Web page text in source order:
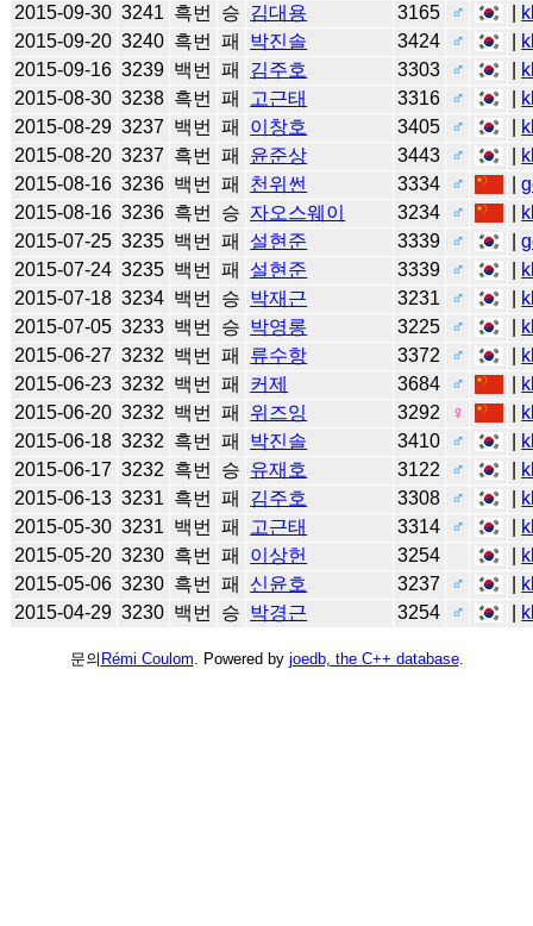
2015-09-30 3241 흑번 승 김대용 3165 ♂
2015-09-20 3240 흑번 패 박진솔 3424 ♂
2015-09-16 3239 백번 패 김주호 3303 ♂
2015-08-30 3238 흑번 패 고근태 3316 ♂
2015-08-29 3237 백번 패 이창호 3405 ♂
2015-08-20 3237 흑번 패 윤준상 3443 ♂
2015-08-16 3236 백번 패 천위썬 3334 ♂ |
2015-08-16 3236 흑번 승 자오스웨이 3234 ♂
2015-07-25 3235 백번 패 설현준 3339 ♂ |
2015-07-24 3235 백번 패 설현준 3339 ♂
2015-07-18 3234 백번 승 박재근 3231 ♂
2015-07-05 3233 백번 승 박영롱 3225 ♂
2015-06-27 3232 백번 패 류수항 3372 ♂
2015-06-23 3232 백번 패 커제 3684 ♂
2015-06-20 3232 백번 패 위즈잉 3292 ♀
2015-06-18 3232 흑번 패 박진솔 3410 ♂
2015-06-17 3232 흑번 승 유재호 3122 ♂
2015-06-13 3231 흑번 패 김주호 3308 ♂
2015-05-30 3231 백번 패 고근태 3314 ♂
2015-05-20 3230 흑번 패 이상헌 3254
2015-05-06 3230 흑번 패 신윤호 3237 ♂
2015-04-29 3230 백번 승 박경근 3254 ♂
문의 Rémi Coulom . Powered by joedb, the C++ database.